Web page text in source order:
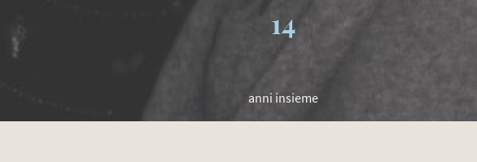
14
anni insieme